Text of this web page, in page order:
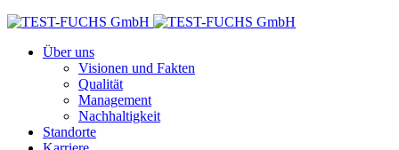
Über uns
Visionen und Fakten
Qualität
Management
Nachhaltigkeit
Standorte